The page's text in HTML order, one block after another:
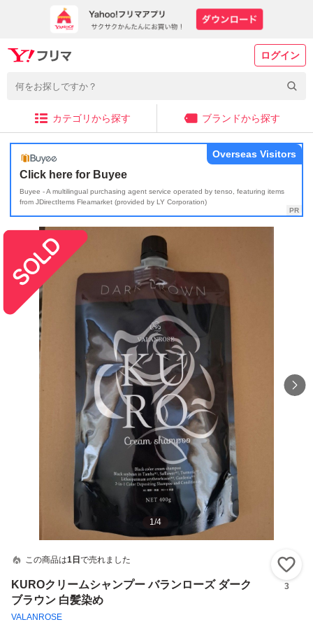
ログイン
カテゴリから探す ブランドから探す
Click here for Buyee
Buyee - A multilingual purchasing agent service operated by tenso, featuring items
from JDirectItems Fleamarket (provided by LY Corporation)
Overseas Visitors
1/4
この商品は1日 で売れました
KUROクリームシャンプー バランローズ ダーク
ブラウン 白髪染め
VALANROSE
3